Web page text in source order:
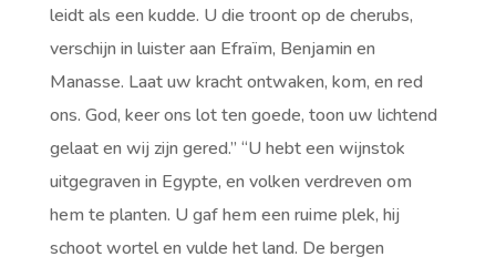
leidt als een kudde. U die troont op de cherubs,
verschijn in luister aan Efraïm, Benjamin en
Manasse. Laat uw kracht ontwaken, kom, en red
ons. God, keer ons lot ten goede, toon uw lichtend
gelaat en wij zijn gered.” “U hebt een wijnstok
uitgegraven in Egypte, en volken verdreven om
hem te planten. U gaf hem een ruime plek, hij
schoot wortel en vulde het land. De bergen